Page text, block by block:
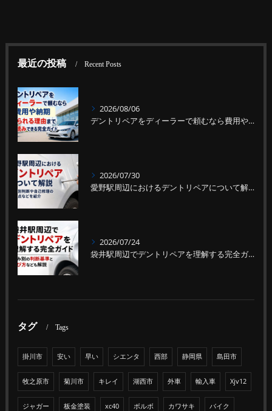
最近の投稿 Recent Posts
2026/08/06
デントリペアをディーラーで頼むなら費用や納期、断られる理由まで先読みできる完全ガイド
2026/07/30
愛野駅周辺におけるデントリペアについて解説｜凹み別判断や自己修理の注意点などを紹介
2026/07/24
袋井駅周辺でデントリペアを理解する完全ガイド｜凹み別の判断基準と選び方なども解説
タグ Tags
掛川市 安い 早い シエンタ 西部 静岡県 島田市
牧之原市 菊川市 キレイ 湖西市 外車 輸入車 Xjv12
ジャガー 板金塗装 xc40 ボルボ カワサキ バイク